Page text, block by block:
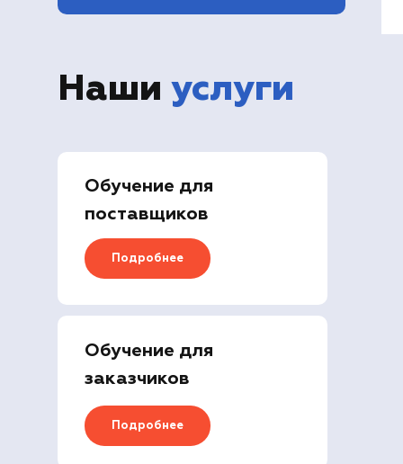
Наши услуги
Обучение для
поставщиков
Обучение для
заказчиков
Подробнее
Подробнее